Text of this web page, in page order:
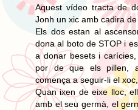
Aquest vídeo tracta de
Jonh un xic amb cadira
Els dos estan al
dona al boto de STOP i
a donar besets i
por de que els pillen,
comença a seguir-li el
Quan ixen de eixe lloc,
amb el seu germà, el